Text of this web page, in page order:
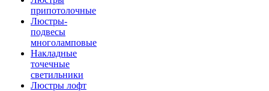
припотолочные
Люстры-
подвесы
многоламповые
Накладные
точечные
светильники
Люстры лофт